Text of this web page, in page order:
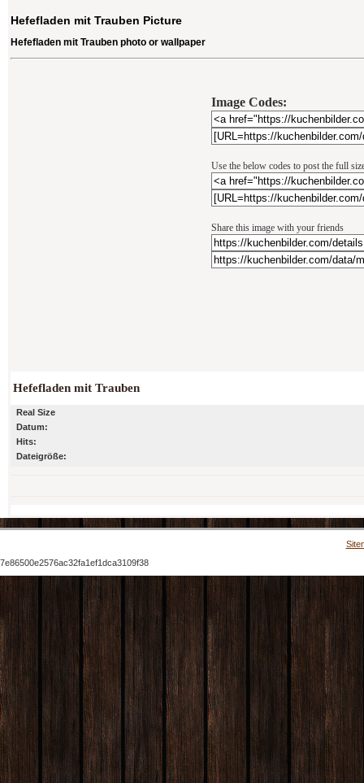
Hefefladen mit Trauben Picture
Hefefladen mit Trauben photo or wallpaper
Image Codes:
Use the below codes to post the full
Share this image with your friends
Hefefladen mit Trauben
Real Size
Datum:
Hits:
Dateigröße:
7e86500e2576ac32fa1ef1dca3109f38